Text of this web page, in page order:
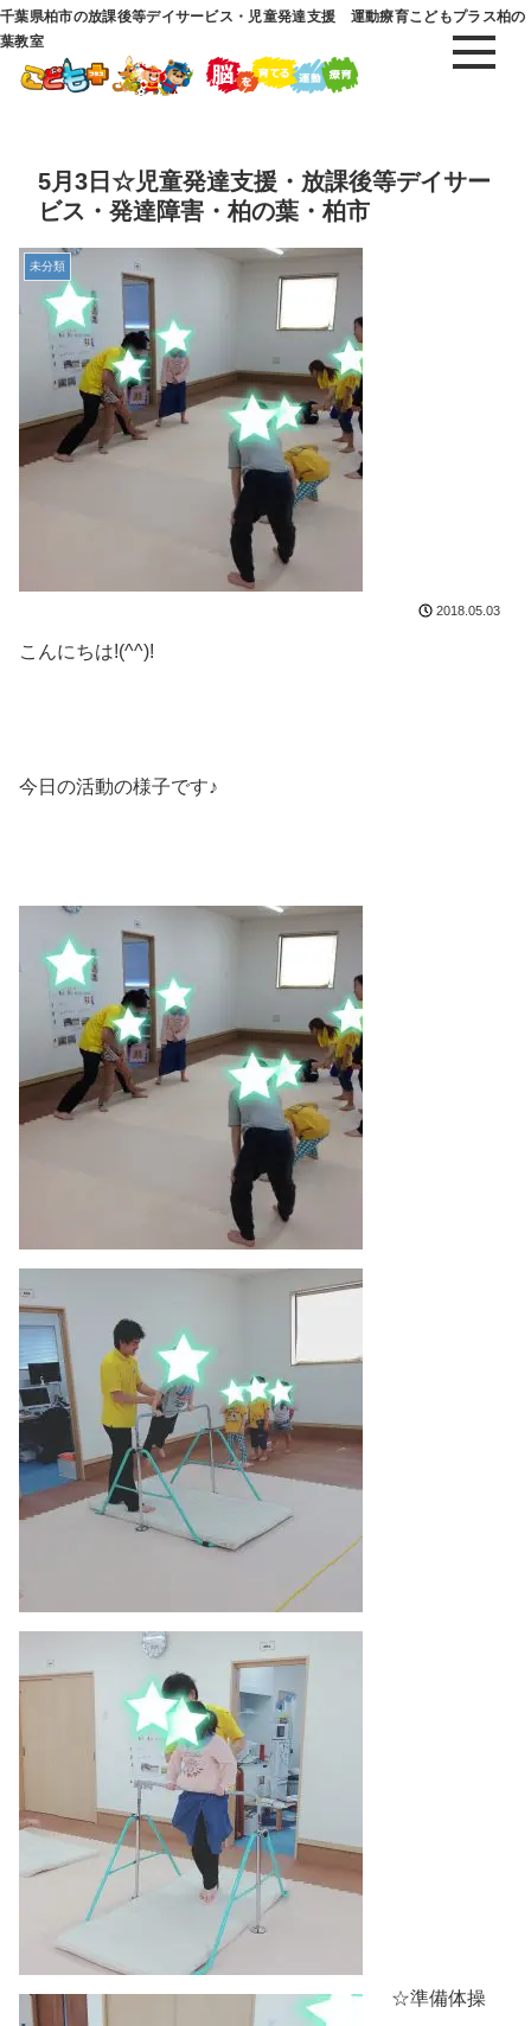
千葉県柏市の放課後等デイサービス・児童発達支援 運動療育こどもプラス柏の
葉教室
5月3日☆児童発達支援・放課後等デイサー
ビス・発達障害・柏の葉・柏市
未分類
2018.05.03
こんにちは!(^^)!
今日の活動の様子です♪
☆準備体操